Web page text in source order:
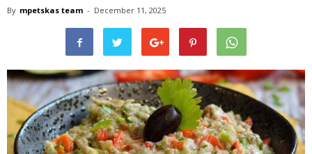
By mpetskas team - December 11, 2025